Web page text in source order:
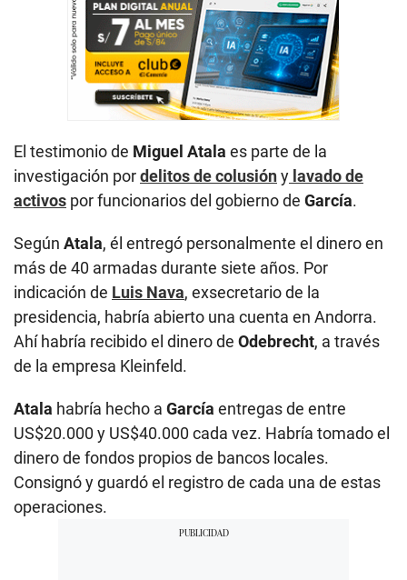
El testimonio de Miguel Atala es parte de la
investigación pordelitos de colusióny lavado de
activos por funcionarios del gobierno de García.
Según Atala, él entregó personalmente el dinero en
más de 40 armadas durante siete años. Por
indicación de Luis Nava, exsecretario de la
presidencia, habría abierto una cuenta en Andorra.
Ahí habría recibido el dinero de Odebrecht, a través
de la empresa Kleinfeld.
Atala habría hecho a García entregas de entre
US$20.000 y US$40.000 cada vez. Habría tomado el
dinero de fondos propios de bancos locales.
Consignó y guardó el registro de cada una de estas
operaciones.